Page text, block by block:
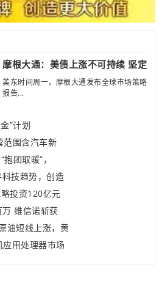
摩根大通：美债上涨不可持续 坚定
美东时间周一，摩根大通发布全球市场策略
报告...
”计划
范围含汽车新
团取暖”，
技趋势，创造
投资120亿元
维信诺斩获
油短线上涨，黄
用处理器市场